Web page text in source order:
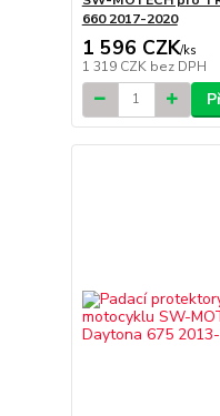
660 2017-2020
1 596 CZK/ks
1 319 CZK bez DPH